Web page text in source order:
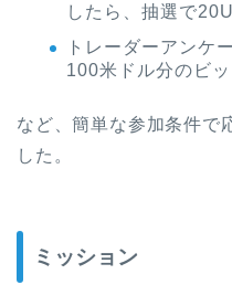
したら、抽選で
トレーダーアンケ
100米ドル分のビ
など、簡単な参加条件で
した。
ミッション